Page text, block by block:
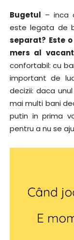
Bugetul – inca
este legata de
separat? Este
mers al
confortabil: cu
important de
decizii: daca
mai multi bani
putin in prima
pentru a nu se